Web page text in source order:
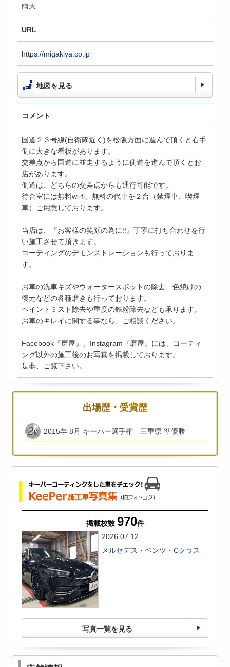
雨天
URL
https://migakiya.co.jp
地図を見る
コメント
国道２３号線(自衛隊近く)を松阪方面に進んで頂くと右手
側に大きな看板があります。
交差点から国道に並走するように側道を進んで頂くとお
店があります。
側道は、どちらの交差点からも通行可能です。
待合室には無料wi-fi、無料の代車を２台（禁煙車、喫煙
車）ご用意しております。
当店は、『お客様の笑顔の為に!!』丁寧に打ち合わせを行
い施工させて頂きます。
コーティングのデモンストレーションも行っておりま
す。
お車の洗車キズやウォータースポットの除去、色焼けの
復元などの各種磨きも行っております。
ペイントミスト除去や重度の鉄粉除去なども承ります。
お車のキレイに関する事なら、ご相談ください。
Facebook『磨屋』、Instagram『磨屋』には、コーティ
ング以外の施工後のお写真を掲載しております。
是非、ご覧下さい。
出場歴・受賞歴
2015年 8月 キーパー選手権 三重県 準優勝
掲載枚数 970件
2026.07.12
メルセデス・ベンツ・Cクラス
写真一覧を見る